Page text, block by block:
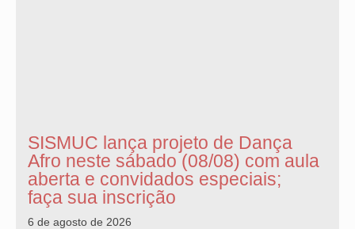
SISMUC lança projeto de Dança
Afro neste sábado (08/08) com aula
aberta e convidados especiais;
faça sua inscrição
6 de agosto de 2026